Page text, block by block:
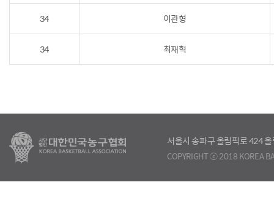
34 이관형
34 최재혁
서울시 송파구 올림픽로 424
COPYRIGHT ⓒ 2018 KOREA